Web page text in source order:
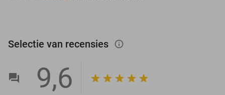
Selectie van recensies info_outlined
9,6